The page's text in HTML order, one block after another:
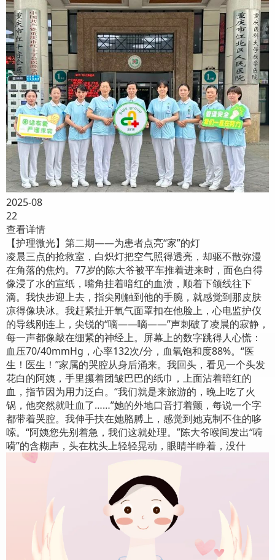
2025-08
22
查看详情
【护理微光】第二期——为患者点亮“家”的灯
凌晨三点的抢救室，白炽灯把空气照得透亮，却驱不散弥漫
在角落的焦灼。77岁的陈大爷被平车推着进来时，面色白得
像浸了水的宣纸，嘴角挂着暗红的血渍，顺着下颌线往下
滴。我快步迎上去，指尖刚触到他的手腕，就感觉到那皮肤
凉得像块冰。我赶紧扯开氧气面罩扣在他脸上，心电监护仪
的导线刚连上，尖锐的“嘀——嘀——”声刺破了凌晨的寂静，
每一声都像敲在绷紧的神经上。屏幕上的数字跳得人心慌：
血压70/40mmHg，心率132次/分，血氧饱和度88%。“医
生！医生！”家属的哭腔从身后涌来。我回头，看见一个头发
花白的阿姨，手里攥着团皱巴巴的纸巾，上面沾着暗红的
血，指节因为用力泛白。“我们就是来旅游的，晚上吃了火
锅，他突然就吐血了……”她的外地口音打着颤，每说一个字
都带着哭腔。我伸手扶在她胳膊上，感觉到她克制不住的哆
嗦。“阿姨您先别着急，我们这就处理。”陈大爷喉间发出“嗬
嗬”的含糊声，头在枕头上轻轻晃动，眼睛半睁着，没什